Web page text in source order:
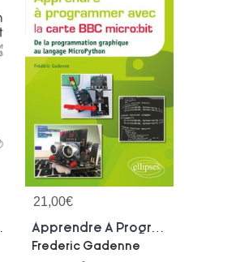
21,00€
Frederic Gadenne